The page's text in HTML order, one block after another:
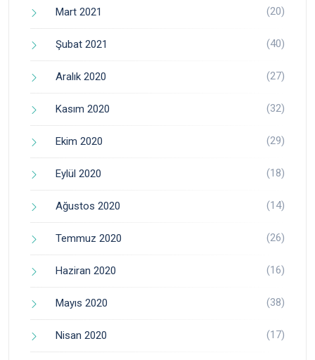
Mart 2021 (20)
Şubat 2021 (40)
Aralık 2020 (27)
Kasım 2020 (32)
Ekim 2020 (29)
Eylül 2020 (18)
Ağustos 2020 (14)
Temmuz 2020 (26)
Haziran 2020 (16)
Mayıs 2020 (38)
Nisan 2020 (17)